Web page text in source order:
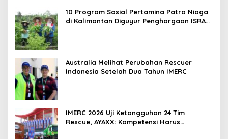
10 Program Sosial Pertamina Patra Niaga
di Kalimantan Diguyur Penghargaan ISRA
Australia Melihat Perubahan Rescuer
Indonesia Setelah Dua Tahun IMERC
IMERC 2026 Uji Ketangguhan 24 Tim
Rescue, AYAXX: Kompetensi Harus